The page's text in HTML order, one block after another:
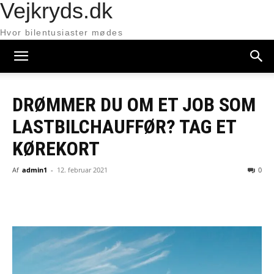
Vejkryds.dk
Hvor bilentusiaster mødes
DRØMMER DU OM ET JOB SOM
LASTBILCHAUFFØR? TAG ET
KØREKORT
Af admin1 - 12. februar 2021 0